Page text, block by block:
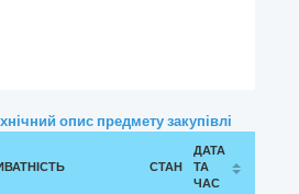
опис предмету закупівлі
СТАН
ДАТА
ТА
ЧАС